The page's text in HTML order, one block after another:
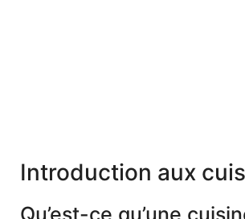
Introduction aux